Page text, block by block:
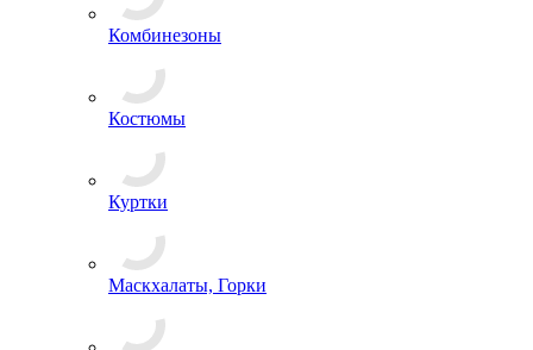
Комбинезоны
Костюмы
Куртки
Маскхалаты, Горки